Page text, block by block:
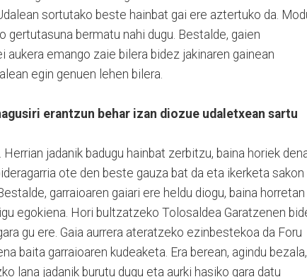
sortutako beste hainbat gai ere aztertuko da.
gertutasuna bermatu nahi dugu. Bestalde, gaien
aukera emango zaie bilera bidez jakinaren gainean
egin genuen lehen bilera.
erantzun behar izan diozue udaletxean sartu
jadanik badugu hainbat zerbitzu, baina horiek
ote den beste gauza bat da eta ikerketa sakon
garraioaren gaiari ere heldu diogu, baina horretan
egokiena. Hori bultzatzeko Tolosaldea Garatzenen
gu ere. Gaia aurrera ateratzeko ezinbestekoa da Foru
baita garraioaren kudeaketa. Era berean, agindu bezala,
lana jadanik burutu dugu eta aurki hasiko gara datu